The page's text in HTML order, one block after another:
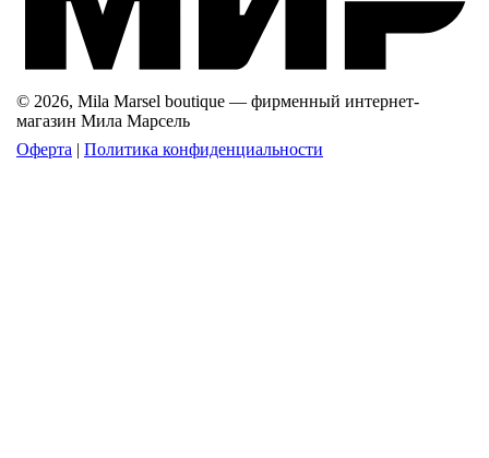
© 2026, Mila Marsel boutique — фирменный интернет-
магазин Мила Марсель
Оферта | Политика конфиденциальности